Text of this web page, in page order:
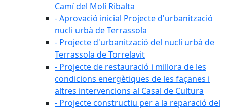
Camí del Molí Ribalta
- Aprovació inicial Projecte d'urbanització
nucli urbà de Terrassola
- Projecte d'urbanització del nucli urbà de
Terrassola de Torrelavit
- Projecte de restauració i millora de les
condicions energètiques de les façanes i
altres intervencions al Casal de Cultura
- Projecte constructiu per a la reparació del